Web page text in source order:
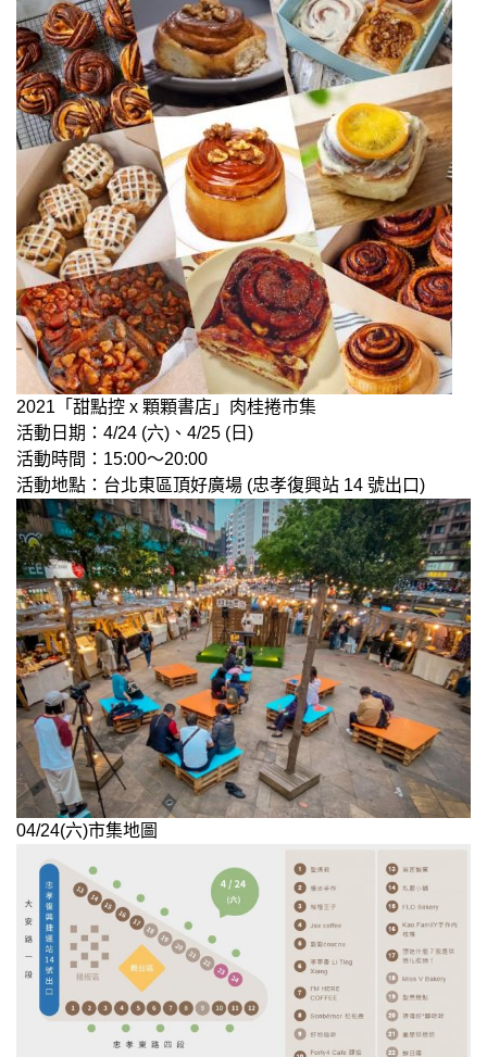
2021「甜點控 x 顆顆書店」肉桂捲市集
活動日期：4/24 (六)、4/25 (日)
活動時間：15:00～20:00
活動地點：台北東區頂好廣場 (忠孝復興站 14 號出口)
04/24(六)市集地圖